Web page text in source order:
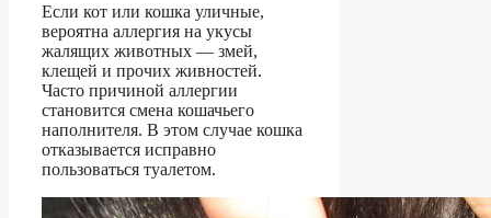
Если кот или кошка уличные,
вероятна аллергия на укусы
жалящих животных — змей,
клещей и прочих живностей.
Часто причиной аллергии
становится смена кошачьего
наполнителя. В этом случае кошка
отказывается исправно
пользоваться туалетом.